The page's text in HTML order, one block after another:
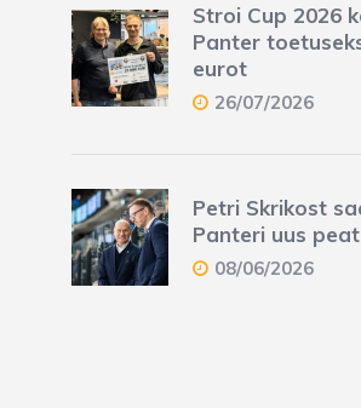
Stroi Cup 2026
Panter
eurot
26/07/2026
Petri Skrikost
Panteri uus
08/06/2026